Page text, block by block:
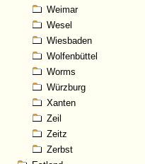
Weimar
Wesel
Wiesbaden
Wolfenbüttel
Worms
Würzburg
Xanten
Zeil
Zeitz
Zerbst